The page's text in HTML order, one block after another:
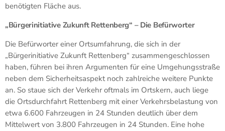
benötigten Fläche aus.
„Bürgerinitiative Zukunft Rettenberg“ – Die Befürworter
Die Befürworter einer Ortsumfahrung, die sich in der
„Bürgerinitiative Zukunft Rettenberg“ zusammengeschlossen
haben, führen bei ihren Argumenten für eine Umgehungsstraße
neben dem Sicherheitsaspekt noch zahlreiche weitere Punkte
an. So staue sich der Verkehr oftmals im Ortskern, auch liege
die Ortsdurchfahrt Rettenberg mit einer Verkehrsbelastung von
etwa 6.600 Fahrzeugen in 24 Stunden deutlich über dem
Mittelwert von 3.800 Fahrzeugen in 24 Stunden. Eine hohe